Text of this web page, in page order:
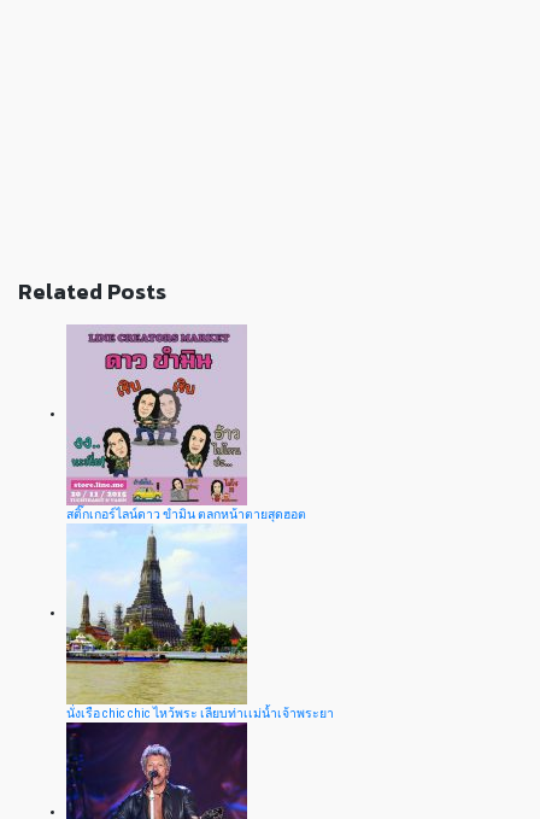
Related Posts
สติ๊กเกอร์ไลน์ดาว ขำมิน ตลกหน้าตายสุดฮอต
นั่งเรือ chic chic ไหว้พระ เลียบท่าเเม่น้ำเจ้าพระยา